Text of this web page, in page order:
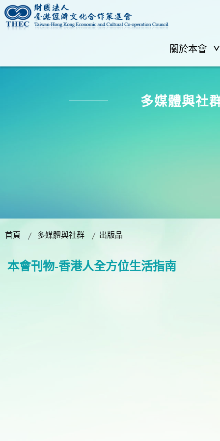
關於本會
多媒體與社
首頁 多媒體與社群 出版品
本會刊物-香港人全方位生活指南